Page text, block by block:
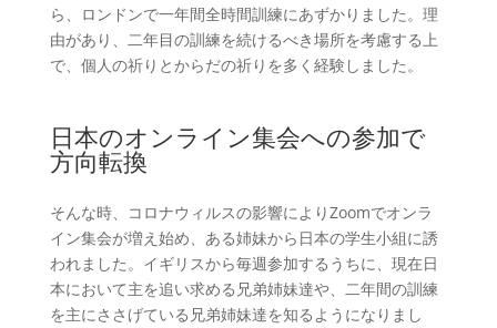
ら、ロンドンで一年間全時間訓練にあずかりました。理
由があり、二年目の訓練を続けるべき場所を考慮する上
で、個人の祈りとからだの祈りを多く経験しました。
日本のオンライン集会への参加で
方向転換
そんな時、コロナウィルスの影響によりZoomでオンラ
イン集会が増え始め、ある姉妹から日本の学生小組に誘
われました。イギリスから毎週参加するうちに、現在日
本において主を追い求める兄弟姉妹達や、二年間の訓練
を主にささげている兄弟姉妹達を知るようになりまし